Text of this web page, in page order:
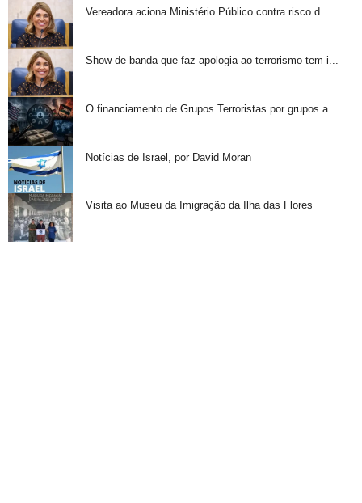
Vereadora aciona Ministério Público contra risco d...
Show de banda que faz apologia ao terrorismo tem i...
O financiamento de Grupos Terroristas por grupos a...
Notícias de Israel, por David Moran
Visita ao Museu da Imigração da Ilha das Flores